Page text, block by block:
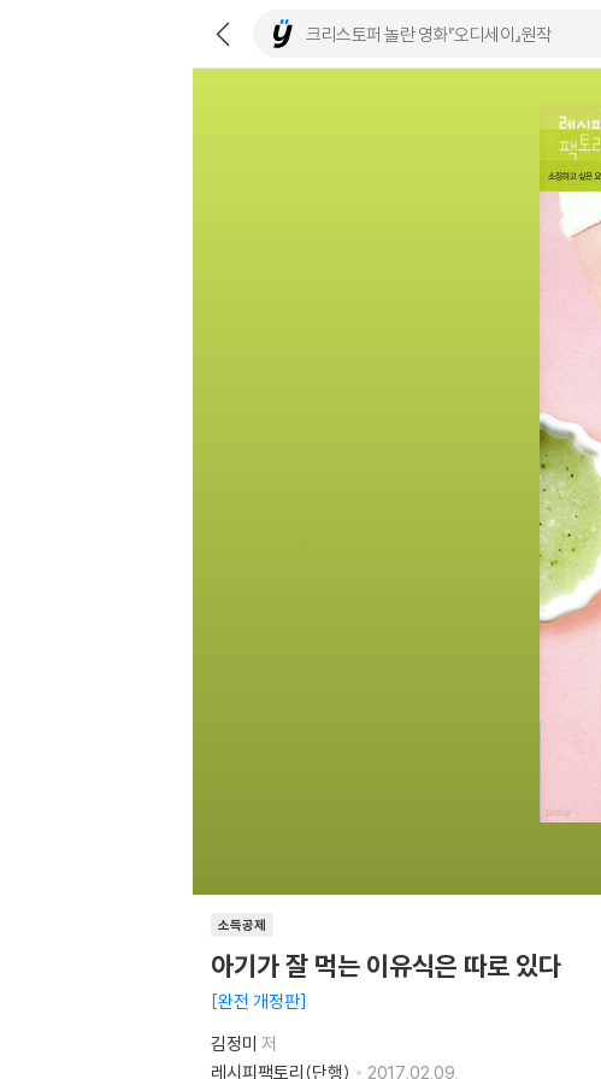
소득공제
아기가 잘 먹는 이유식은 따로 있다
완전 개정판
김정미 저
레시피팩토리(단행)
2017.02.09.